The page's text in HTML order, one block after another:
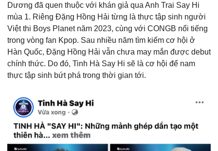
Dương đã quen thuộc với khán giả qua Anh Trai Say Hi
mùa 1. Riêng Đặng Hồng Hải từng là thực tập sinh người
Việt thi Boys Planet năm 2023, cùng với CONGB nổi tiếng
trong vòng fan Kpop. Sau nhiều năm tìm kiếm cơ hội ở
Hàn Quốc, Đặng Hồng Hải vẫn chưa may mắn được debut
chính thức. Do đó, Tinh Hà Say Hi sẽ là cơ hội để nam
thực tập sinh bứt phá trong thời gian tới.